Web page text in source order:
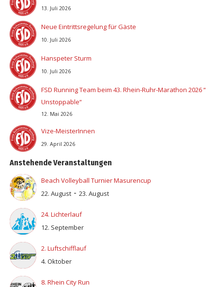
13. Juli 2026
Neue Eintrittsregelung für Gäste
10. Juli 2026
Hanspeter Sturm
10. Juli 2026
FSD Running Team beim 43. Rhein-Ruhr-Marathon 2026 “
Unstoppable“
12. Mai 2026
Vize-MeisterInnen
29. April 2026
Anstehende Veranstaltungen
Beach Volleyball Turnier Masurencup
22. August - 23. August
24. Lichterlauf
12. September
2. Luftschifflauf
4. Oktober
8. Rhein City Run